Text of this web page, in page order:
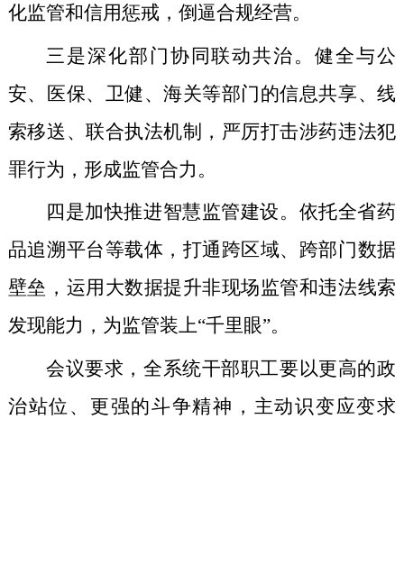
化监管和信用惩戒，倒逼合规经营。
三是深化部门协同联动共治。健全与公
安、医保、卫健、海关等部门的信息共享、线
索移送、联合执法机制，严厉打击涉药违法犯
罪行为，形成监管合力。
四是加快推进智慧监管建设。依托全省药
品追溯平台等载体，打通跨区域、跨部门数据
壁垒，运用大数据提升非现场监管和违法线索
发现能力，为监管装上“千里眼”。
会议要求，全系统干部职工要以更高的政
治站位、更强的斗争精神，主动识变应变求